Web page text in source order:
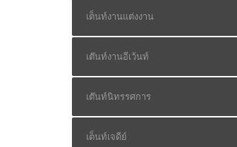
เต็นท์งานแต่งงาน
เต๊นท์งานอีเว้นท์
เต๊นท์นิทรรศการ
เต็นท์เจดีย์